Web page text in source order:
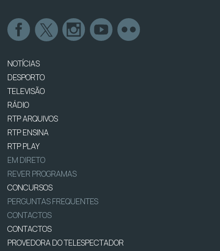
NOTÍCIAS
DESPORTO
TELEVISÃO
RÁDIO
RTP ARQUIVOS
RTP ENSINA
RTP PLAY
EM DIRETO
REVER PROGRAMAS
CONCURSOS
PERGUNTAS FREQUENTES
CONTACTOS
CONTACTOS
PROVEDORA DO TELESPECTADOR